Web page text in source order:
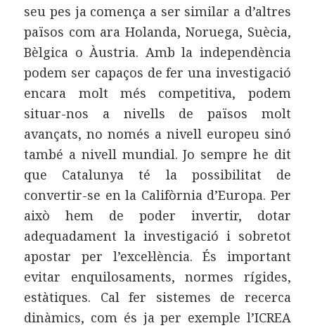
seu pes ja comença a ser similar a d’altres
països com ara Holanda, Noruega, Suècia,
Bèlgica o Àustria. Amb la independència
podem ser capaços de fer una investigació
encara molt més competitiva, podem
situar-nos a nivells de països molt
avançats, no només a nivell europeu sinó
també a nivell mundial. Jo sempre he dit
que Catalunya té la possibilitat de
convertir-se en la Califòrnia d’Europa. Per
això hem de poder invertir, dotar
adequadament la investigació i sobretot
apostar per l’excel·lència. És important
evitar enquilosaments, normes rígides,
estàtiques. Cal fer sistemes de recerca
dinàmics, com és ja per exemple l’ICREA